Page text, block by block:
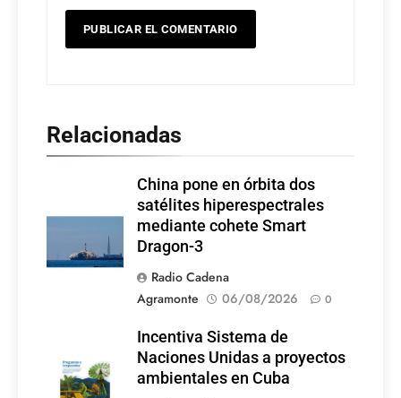
Relacionadas
China pone en órbita dos
satélites hiperespectrales
mediante cohete Smart
Dragon-3
Radio Cadena
Agramonte
06/08/2026 0
Incentiva Sistema de
Naciones Unidas a proyectos
ambientales en Cuba